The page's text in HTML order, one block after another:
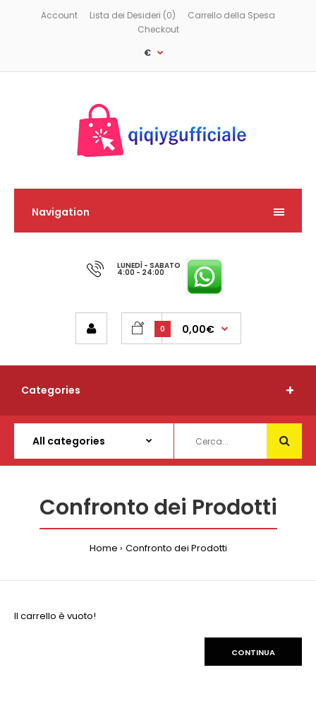
Account Lista dei Desideri (0)
Carrello della Spesa
Checkout
€
Navigation
LUNEDÌ - SABATO
4:00 - 24:00
0 0,00€
Categories
Confronto dei Prodotti
Home Confronto dei Prodotti
Il carrello è vuoto!
CONTINUA